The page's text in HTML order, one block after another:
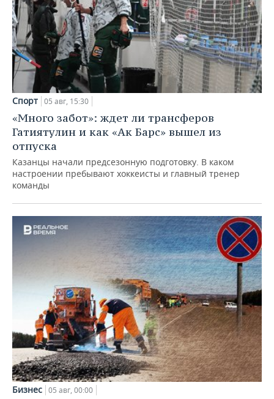
Спорт 05 авг, 15:30
«Много забот»: ждет ли трансферов
Гатиятулин и как «Ак Барс» вышел из
отпуска
Казанцы начали предсезонную подготовку. В каком
настроении пребывают хоккеисты и главный тренер
команды
Бизнес 05 авг, 00:00